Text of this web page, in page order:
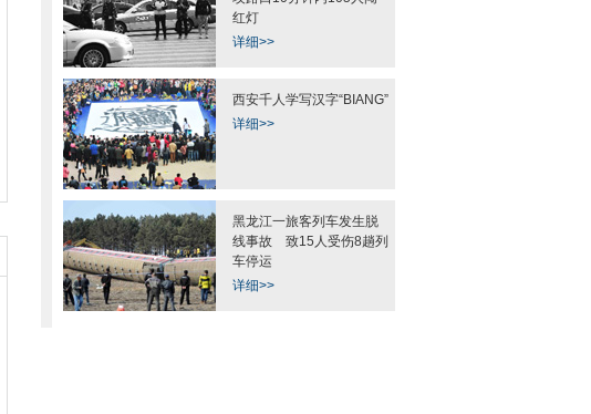
救援现场
剧“皇帝”比帅(图)
组图：森碟庆生 石头参加生日宴
对话萌哭网友
红灯
详细>>
西安千人学写汉字“BIANG”
详细>>
黑龙江一旅客列车发生脱
线事故 致15人受伤8趟列
车停运
详细>>